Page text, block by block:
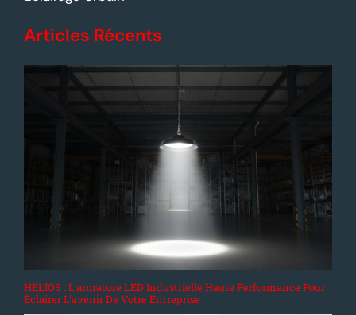
Articles Récents
HELIOS : L'armature LED Industrielle Haute Performance Pour
Éclairer L'avenir De Votre Entreprise